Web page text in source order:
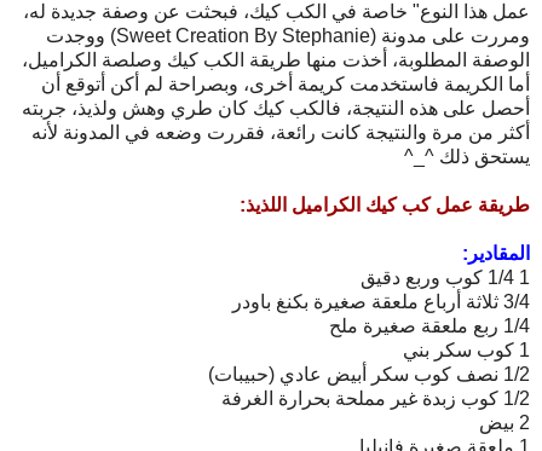
عمل هذا النوع" خاصة في الكب كيك، فبحثت عن وصفة جديدة له،
ومررت على مدونة (Sweet Creation By Stephanie) ووجدت
الوصفة المطلوبة، أخذت منها طريقة الكب كيك وصلصة الكراميل،
أما الكريمة فاستخدمت كريمة أخرى، وبصراحة لم أكن أتوقع أن
أحصل على هذه النتيجة، فالكب كيك كان طري وهش ولذيذ، جربته
أكثر من مرة والنتيجة كانت رائعة، فقررت وضعه في المدونة لأنه
يستحق ذلك ^_^
طريقة عمل كب كيك الكراميل اللذيذ:
المقادير:
1 1/4 كوب وربع دقيق
3/4 ثلاثة أرباع ملعقة صغيرة بكنغ باودر
1/4 ربع ملعقة صغيرة ملح
1 كوب سكر بني
1/2 نصف كوب سكر أبيض عادي (حبيبات)
1/2 كوب زبدة غير مملحة بحرارة الغرفة
2 بيض